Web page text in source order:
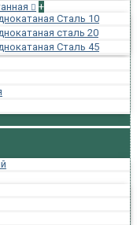
+
Сталь 10
сталь 20
Сталь 45